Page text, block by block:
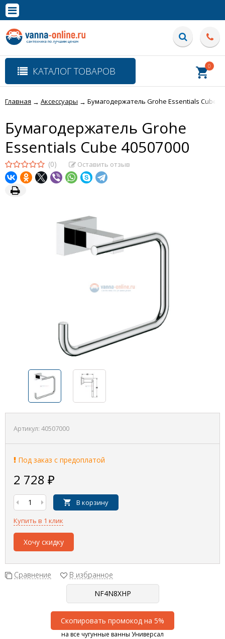
Полная версия сайта
КАТАЛОГ ТОВАРОВ 0
Главная → Аксессуары → Бумагодержатель Grohe Essentials Cube
Бумагодержатель Grohe
Essentials Cube 40507000
(0) Оставить отзыв
Артикул: 40507000
Под заказ с предоплатой
2 728 ₽
В корзину
Купить в 1 клик
Хочу скидку
Сравнение В избранное
Скопировать промокод на 5%
на все чугунные ванны Универсал